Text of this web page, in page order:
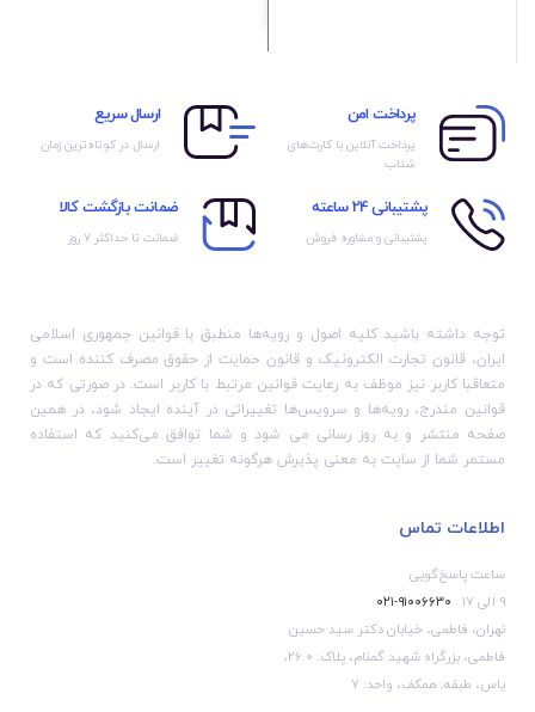
پرداخت امن
پرداخت آنلاین با کارت‌های
شتاب
ارسال سریع
ارسال در کوتاه‌ترین زمان
پشتیبانی 24 ساعته
پشتیبانی و مشاوره فروش
ضمانت بازگشت کالا
ضمانت تا حداکثر ۷ روز
توجه داشته باشید کلیه اصول و رویه‏‌ها منطبق با قوانین جمهوری اسلامی
ایران، قانون تجارت الکترونیک و قانون حمایت از حقوق مصرف کننده است و
متعاقبا کاربر نیز موظف به رعایت قوانین مرتبط با کاربر است. در صورتی که در
قوانین مندرج، رویه‏‌ها و سرویس‏‌ها تغییراتی در آینده ایجاد شود، در همین
صفحه منتشر و به روز رسانی می شود و شما توافق می‏‌کنید که استفاده
مستمر شما از سایت به معنی پذیرش هرگونه تغییر است.
اطلاعات تماس
ساعت پاسخ‌گویی
۹ الی ۱۷ :
۹۱۰۰۶۶۳۰-۰۲۱
تهران، فاطمی، خیابان دکتر سید حسین
فاطمی، بزرگراه شهید گمنام، پلاک: 26.0،
یاس، طبقه: همکف، واحد: 7